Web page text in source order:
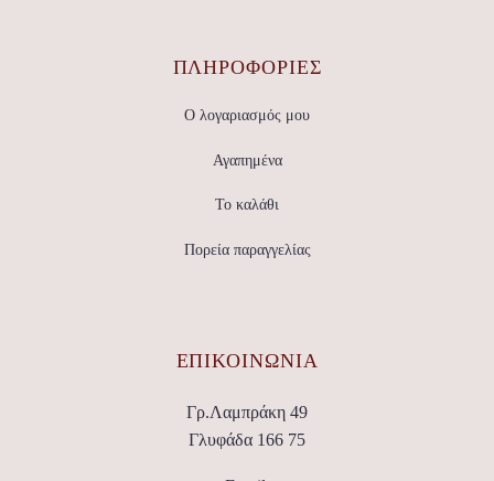
ΠΛΗΡΟΦΟΡΙΕΣ
Ο λογαριασμός μου
Αγαπημένα
Το καλάθι
Πορεία παραγγελίας
ΕΠΙΚΟΙΝΩΝΊΑ
Γρ.Λαμπράκη 49
Γλυφάδα 166 75